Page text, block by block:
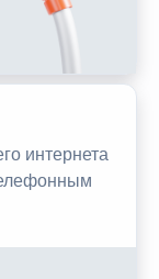
интернета